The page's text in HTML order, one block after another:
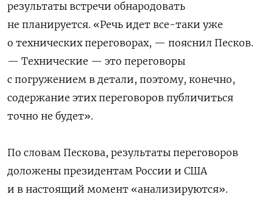
результаты встречи обнародовать
не планируется. «Речь идет все-таки уже
о технических переговорах, — пояснил Песков.
— Технические — это переговоры
с погружением в детали, поэтому, конечно,
содержание этих переговоров публичиться
точно не будет».
По словам Пескова, результаты переговоров
доложены президентам России и США
и в настоящий момент «анализируются».